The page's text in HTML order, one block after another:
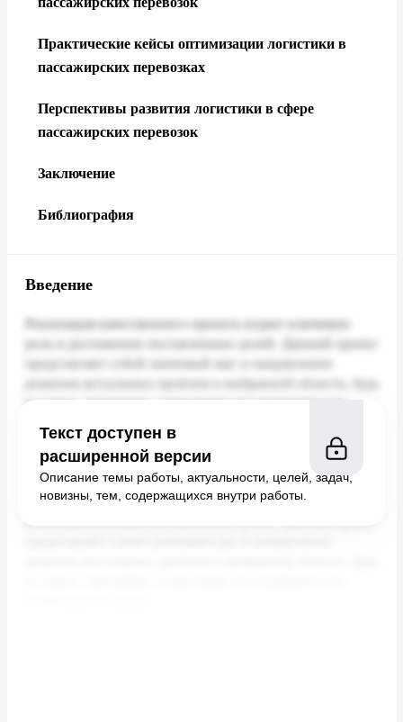
Практические кейсы оптимизации логистики в
пассажирских перевозках
Перспективы развития логистики в сфере
пассажирских перевозок
Заключение
Библиография
Введение
Текст доступен в
расширенной версии
Описание темы работы, актуальности, целей, задач,
новизны, тем, содержащихся внутри работы.